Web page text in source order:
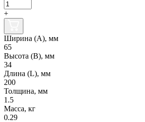
+
Ширина (А), мм
65
Высота (В), мм
34
Длина (L), мм
200
Толщина, мм
1.5
Масса, кг
0.29